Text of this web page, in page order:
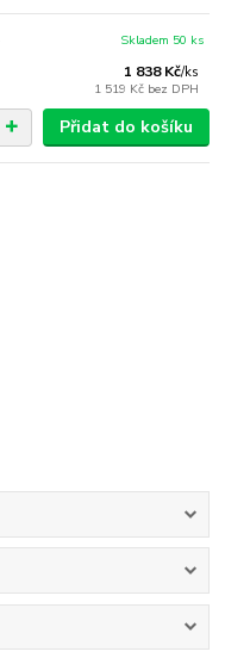
1 838 Kč/ks
1 519 Kč bez DPH
Skladem 50 ks
Přidat do košíku